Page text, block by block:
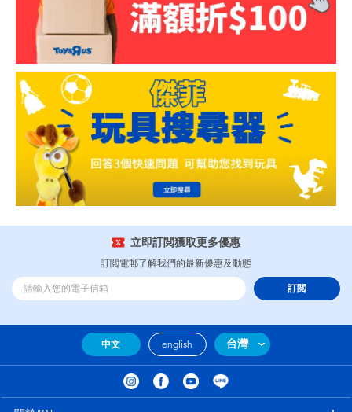
立即訂閲獲取更多優惠
訂閲電郵了解我們的最新優惠及動態
訂閲
中文 english 台灣